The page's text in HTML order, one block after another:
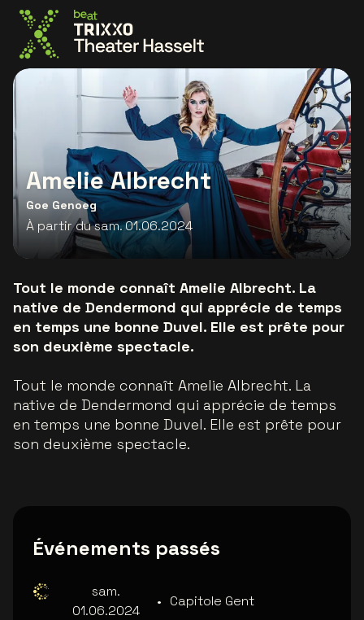
Allez à la page d'accueil
Amelie Albrecht
Goe Genoeg
À partir du sam. 01.06.2024
Tout le monde connaît Amelie Albrecht. La
native de Dendermond qui apprécie de temps
en temps une bonne Duvel. Elle est prête pour
son deuxième spectacle.
Tout le monde connaît Amelie Albrecht. La
native de Dendermond qui apprécie de temps
en temps une bonne Duvel. Elle est prête pour
son deuxième spectacle.
Événements passés
sam.
01.06.2024
• Capitole Gent